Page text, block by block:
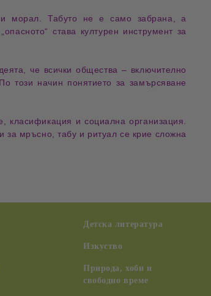
и морал. Табуто не е само забрана, а
става културен инструмент за
че всички общества – включително
този начин понятието за замърсяване
класификация и социална организация
за мръсно, табу и ритуал се крие сложна
Детска литература
Изкуство
Природа, хоби и
свободно време